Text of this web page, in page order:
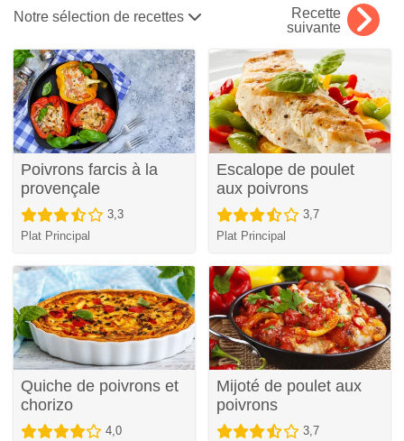
Notre sélection de recettes
Recette
suivante
Poivrons farcis à la
provençale
3,3
Plat Principal
Escalope de poulet
aux poivrons
3,7
Plat Principal
Quiche de poivrons et
chorizo
4,0
Mijoté de poulet aux
poivrons
3,7